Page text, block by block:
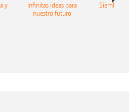
y
Infinitas ideas para
nuestro futuro
Siembra